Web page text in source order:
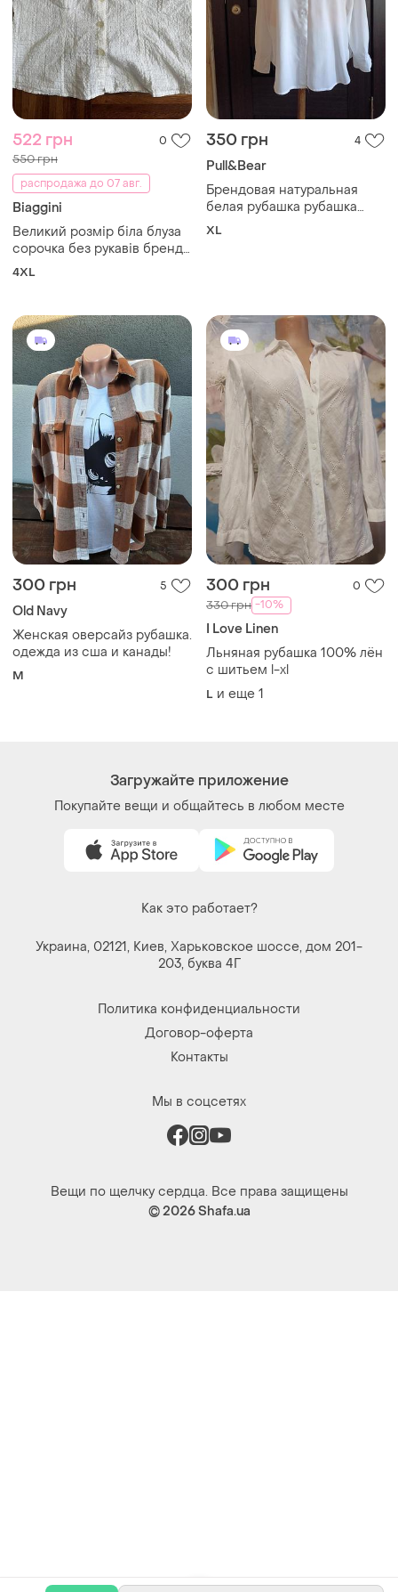
522 грн 0
550 грн
распродажа до 07 авг.
Biaggini
Великий розмір біла блуза
сорочка без рукавів бренду
biaggini має текстуровану
🇨🇭
4XL
350 грн 4
Pull&Bear
Брендовая натуральная
белая рубашка рубашка
рубашка.
XL
300 грн 5
Old Navy
Женская оверсайз рубашка.
одежда из сша и канады!
M
300 грн 0
330 грн -10%
I Love Linen
Льняная рубашка 100% лён
с шитьем l-xl
L и еще 1
Загружайте приложение
Покупайте вещи и общайтесь в любом месте
Как это работает?
Украина, 02121, Киев, Харьковское шоссе, дом 201-
203, буква 4Г
Политика конфиденциальности
Договор-оферта
Контакты
Мы в соцсетях
Вещи по щелчку сердца. Все права защищены
© 2026Shafa.ua